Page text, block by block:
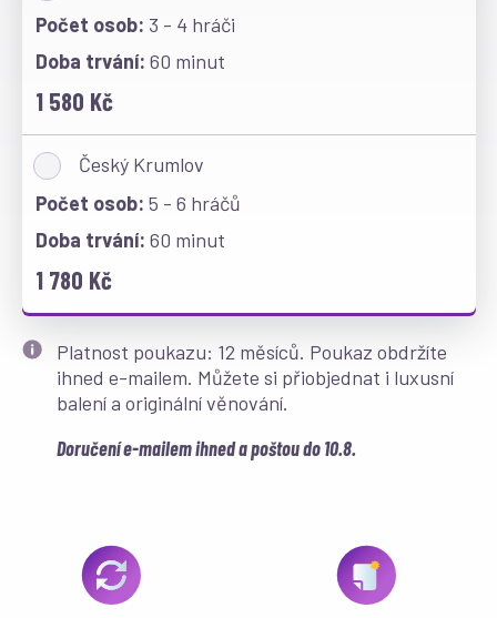
3 - 4 hráči
60 minut
1 580 Kč
Český Krumlov
5 - 6 hráčů
60 minut
1 780 Kč
Platnost poukazu: 12 měsíců. Poukaz obdržíte
ihned e-mailem. Můžete si přiobjednat i luxusní
balení a originální věnování.
Doručení e-mailem ihned a poštou do 10.8.